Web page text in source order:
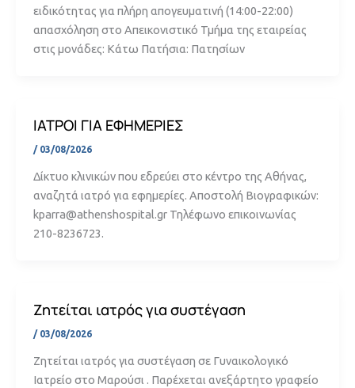
ειδικότητας για πλήρη απογευματινή (14:00-22:00)
απασχόληση στο Απεικονιστικό Τμήμα της εταιρείας
στις μονάδες: Κάτω Πατήσια: Πατησίων
ΙΑΤΡΟΙ ΓΙΑ ΕΦΗΜΕΡΙΕΣ
/ 03/08/2026
Δίκτυο κλινικών που εδρεύει στο κέντρο της Αθήνας,
αναζητά ιατρό για εφημερίες. Αποστολή Βιογραφικών:
kparra@athenshospital.gr Τηλέφωνο επικοινωνίας
210-8236723.
Ζητείται ιατρός για συστέγαση
/ 03/08/2026
Ζητείται ιατρός για συστέγαση σε Γυναικολογικό
Ιατρείο στο Μαρούσι . Παρέχεται ανεξάρτητο γραφείο